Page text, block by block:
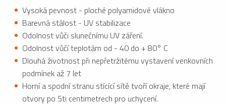
Vysoká pevnost - ploché polyamidové vlákno
Barevná stálost - UV stabilizace
Odolnost vůči slunečnímu UV záření.
Odolnost vůčí teplotám od - 40 do + 80° C
Dlouhá životnost při nepřetržitému vystavení venkovních
podmínek až 7 let
Horní a spodní stranu stícící sítě tvoří okraje, které mají
otvory po 5ti centimetrech pro uchycení.